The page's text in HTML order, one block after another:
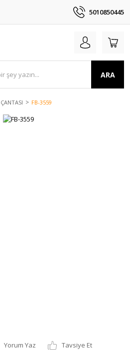
5010850445
ARA
FB-3559
Yorum Yaz
Tavsiye Et